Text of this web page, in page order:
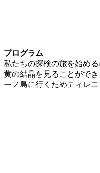
プログラム
私たちの探検の旅を始め
黄の結晶を見ることがで
ーノ島に行くためティレニ